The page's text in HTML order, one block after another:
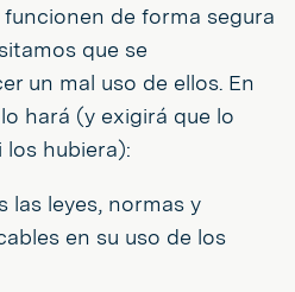
de forma segura
que se
un mal uso de ellos. En
hará (y exigirá que lo
los hubiera):
las leyes, normas y
en su uso de los